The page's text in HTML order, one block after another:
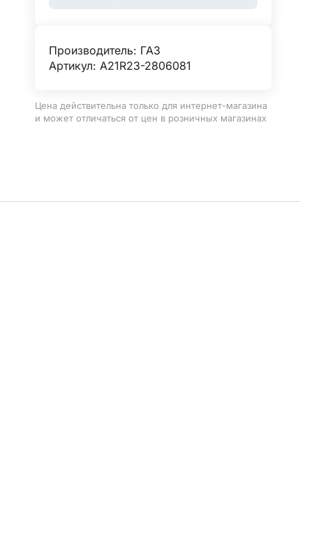
Производитель: ГАЗ
Артикул: A21R23-2806081
Цена действительна только для интернет-магазина
и может отличаться от цен в розничных магазинах